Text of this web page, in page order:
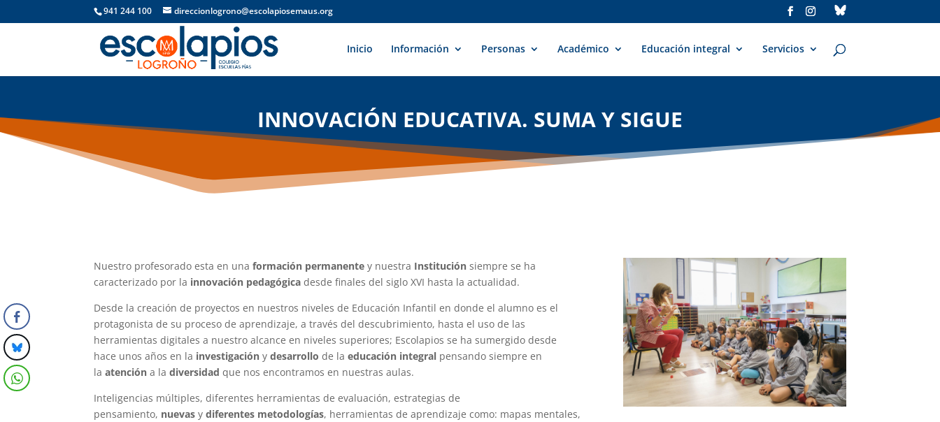
941 244 100 direccionlogrono@escolapiosemaus.org
Inicio Información Personas Académico Educación integral Servicios
INNOVACIÓN EDUCATIVA. SUMA Y SIGUE
Nuestro profesorado esta en unaformación permanente y nuestra Institución siempre se ha
caracterizado por la innovación pedagógica desde finales del siglo XVI hasta la actualidad.
Desde la creación de proyectos en nuestros niveles de Educación Infantil en donde el alumno es el
protagonista de su proceso de aprendizaje, a través del descubrimiento, hasta el uso de las
herramientas digitales a nuestro alcance en niveles superiores; Escolapios se ha sumergido desde
hace unos años en la investigación ydesarrollo de laeducación integral pensando siempre en
laatención a ladiversidad que nos encontramos en nuestras aulas.
Inteligencias múltiples, diferentes herramientas de evaluación, estrategias de
pensamiento, nuevasy diferentes metodologías, herramientas de aprendizaje como: mapas mentales,